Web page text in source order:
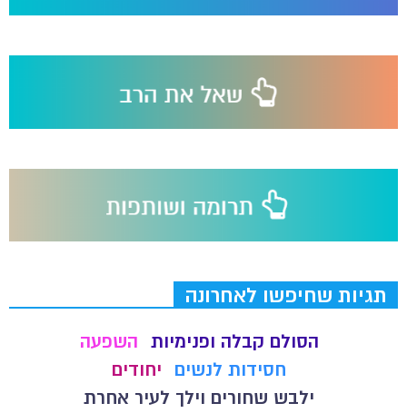
תגיות שחיפשו לאחרונה
הסולם קבלה ופנימיות השפעה
חסידות לנשים
יחודים
ילבש שחורים וילך לעיר אחרת